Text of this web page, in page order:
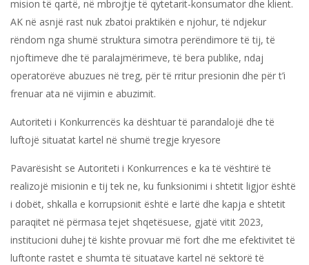
mision të qartë, në mbrojtje të qytetarit-konsumator dhe klient.
AK në asnjë rast nuk zbatoi praktikën e njohur, të ndjekur
rëndom nga shumë struktura simotra perëndimore të tij, të
njoftimeve dhe të paralajmërimeve, të bera publike, ndaj
operatorëve abuzues në treg, për të rritur presionin dhe për t’i
frenuar ata në vijimin e abuzimit.
Autoriteti i Konkurrencës ka dështuar të parandalojë dhe të
luftojë situatat kartel në shumë tregje kryesore
Pavarësisht se Autoriteti i Konkurrences e ka të vështirë të
realizojë misionin e tij tek ne, ku funksionimi i shtetit ligjor është
i dobët, shkalla e korrupsionit është e lartë dhe kapja e shtetit
paraqitet në përmasa tejet shqetësuese, gjatë vitit 2023,
institucioni duhej të kishte provuar më fort dhe me efektivitet të
luftonte rastet e shumta të situatave kartel në sektorë të